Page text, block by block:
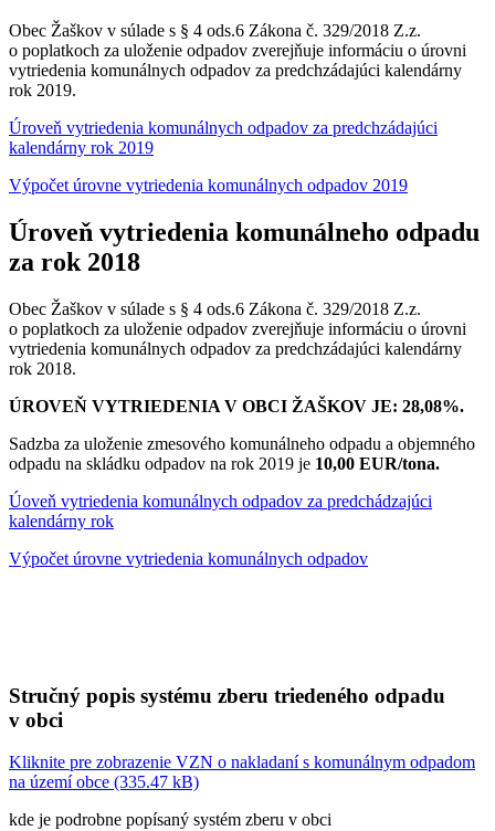
Obec Žaškov v súlade s § 4 ods.6 Zákona č. 329/2018 Z.z.
o poplatkoch za uloženie odpadov zverejňuje informáciu o úrovni
vytriedenia komunálnych odpadov za predchzádajúci kalendárny
rok 2019.
Úroveň vytriedenia komunálnych odpadov za predchzádajúci
kalendárny rok 2019
Výpočet úrovne vytriedenia komunálnych odpadov 2019
Úroveň vytriedenia komunálneho odpadu
za rok 2018
Obec Žaškov v súlade s § 4 ods.6 Zákona č. 329/2018 Z.z.
o poplatkoch za uloženie odpadov zverejňuje informáciu o úrovni
vytriedenia komunálnych odpadov za predchzádajúci kalendárny
rok 2018.
ÚROVEŇ VYTRIEDENIA V OBCI ŽAŠKOV JE: 28,08%.
Sadzba za uloženie zmesového komunálneho odpadu a objemného
odpadu na skládku odpadov na rok 2019 je 10,00 EUR/tona.
Úoveň vytriedenia komunálnych odpadov za predchádzajúci
kalendárny rok
Výpočet úrovne vytriedenia komunálnych odpadov
Stručný popis systému zberu triedeného odpadu
v obci
Kliknite pre zobrazenie VZN o nakladaní s komunálnym odpadom
na území obce (335.47 kB)
kde je podrobne popísaný systém zberu v obci